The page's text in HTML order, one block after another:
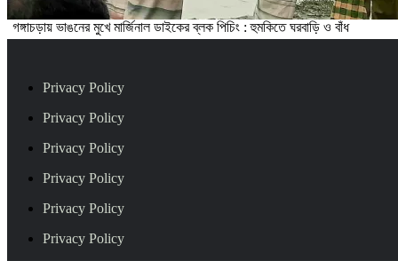
গঙ্গাচড়ায় ভাঙনের মুখে মার্জিনাল ডাইকের ব্লক পিচিং : হুমকিতে ঘরবাড়ি ও বাঁধ
Privacy Policy
Privacy Policy
Privacy Policy
Privacy Policy
Privacy Policy
Privacy Policy